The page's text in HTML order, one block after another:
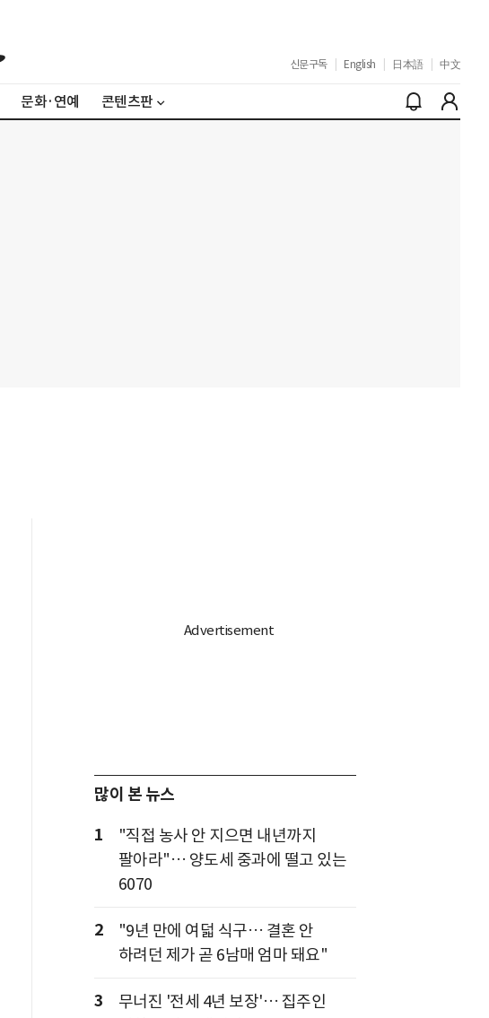
신문구독 English 日本語 中文
문화·연예 콘텐츠판
많이 본 뉴스
1
"직접 농사 안 지으면 내년까지
팔아라"… 양도세 중과에 떨고 있는
6070
2
"9년 만에 여덟 식구… 결혼 안
하려던 제가 곧 6남매 엄마 돼요"
3
무너진 '전세 4년 보장'… 집주인